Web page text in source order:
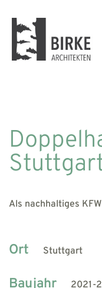
Als nachhaltiges
Ort Stuttgart
Baujahr 2021-